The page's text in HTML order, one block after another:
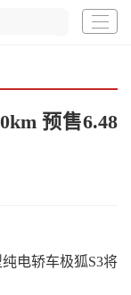
预售6.48
电轿车极狐S3将